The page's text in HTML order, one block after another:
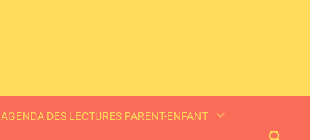
AGENDA DES LECTURES PARENT-ENFANT